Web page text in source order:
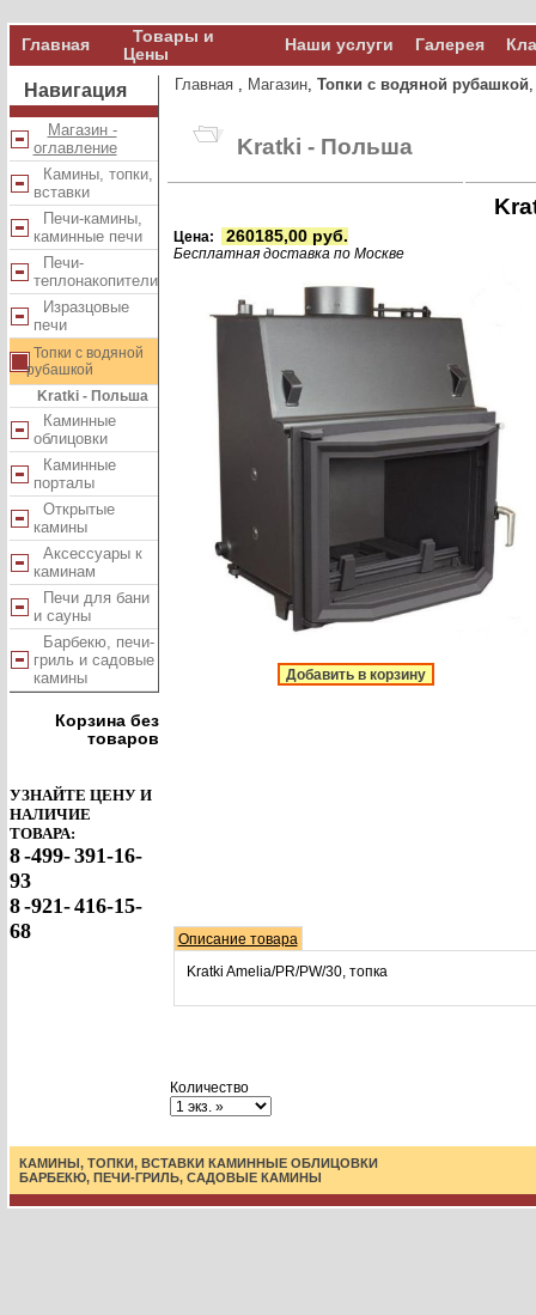
Главная
Товары и
Цены
Наши услуги Галерея
Навигация
Магазин -
оглавление
Камины, топки,
вставки
Печи-камины,
каминные печи
Печи-
теплонакопители
Изразцовые
печи
Топки с водяной
рубашкой
Kratki - Польша
Каминные
облицовки
Каминные
порталы
Открытые
камины
Аксессуары к
каминам
Печи для бани
и сауны
Барбекю, печи-
гриль и садовые
камины
Корзина без
товаров
УЗНАЙТЕ ЦЕНУ И
НАЛИЧИЕ
ТОВАРА:
8-499-391-16-
93
8-921-416-15-
68
Главная, Магазин, Топки с водяной рубашкой
Kratki - Польша
Цена: 260185,00 руб.
Бесплатная доставка по Москве
Добавить в корзину
Описание товара
Kratki Amelia/PR/PW/30, топка
Количество
КАМИНЫ, ТОПКИ, ВСТАВКИ КАМИННЫЕ ОБЛИЦОВКИ
БАРБЕКЮ, ПЕЧИ-ГРИЛЬ, САДОВЫЕ КАМИНЫ